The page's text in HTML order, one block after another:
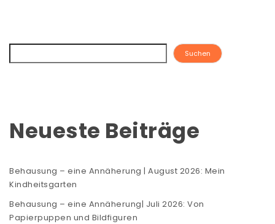
Suchen
Neueste Beiträge
Behausung – eine Annäherung | August 2026: Mein
Kindheitsgarten
Behausung – eine Annäherung| Juli 2026: Von
Papierpuppen und Bildfiguren